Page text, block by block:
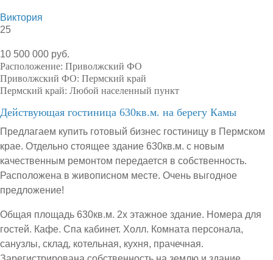
Виктория
25
10 500 000 руб.
Расположение: Приволжский ФО
Приволжский ФО: Пермский край
Пермский край: Любой населенный пункт
Действующая гостиница 630кв.м. на берегу Камы
Предлагаем купить готовый бизнес гостиницу в Пермском
крае. Отдельно стоящее здание 630кв.м. с новым
качественным ремонтом передается в собственность.
Расположена в живописном месте. Очень выгодное
предложение!
Общая площадь 630кв.м. 2х этажное здание. Номера для
гостей. Кафе. Спа кабинет. Холл. Комната персонала,
санузлы, склад, котельная, кухня, прачечная.